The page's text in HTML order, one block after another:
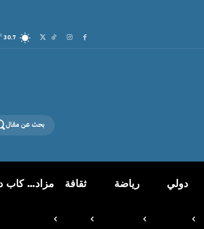
30.7
C
بحث عن مقال
دولي رياضة ثقافة مزاد… كاب